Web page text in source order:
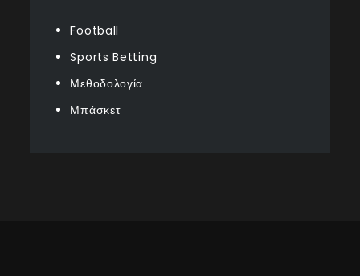
Football
Sports Betting
Μεθοδολογία
Μπάσκετ